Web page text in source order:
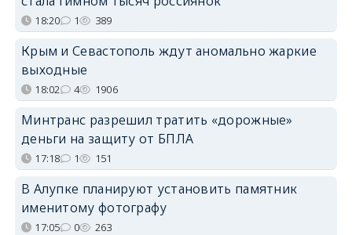
18:20 1 389
Крым и Севастополь ждут аномально жаркие
выходные
18:02 4 1906
Минтранс разрешил тратить «дорожные»
деньги на защиту от БПЛА
17:18 1 151
В Алупке планируют установить памятник
именитому фотографу
17:05 0 263